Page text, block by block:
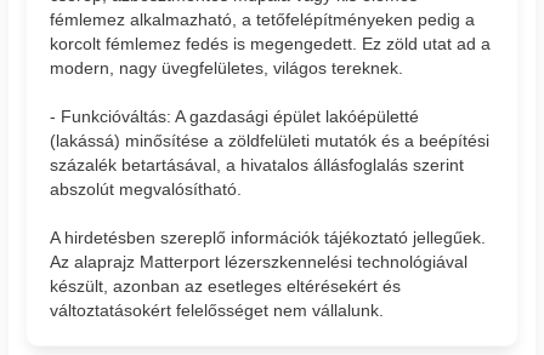
fémlemez alkalmazható, a tetőfelépítményeken pedig a
korcolt fémlemez fedés is megengedett. Ez zöld utat ad a
modern, nagy üvegfelületes, világos tereknek.
- Funkcióváltás: A gazdasági épület lakóépületté
(lakássá) minősítése a zöldfelületi mutatók és a beépítési
százalék betartásával, a hivatalos állásfoglalás szerint
abszolút megvalósítható.
A hirdetésben szereplő információk tájékoztató jellegűek.
Az alaprajz Matterport lézerszkennelési technológiával
készült, azonban az esetleges eltérésekért és
változtatásokért felelősséget nem vállalunk.